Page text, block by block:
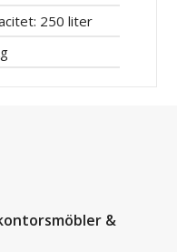
250 liter
&